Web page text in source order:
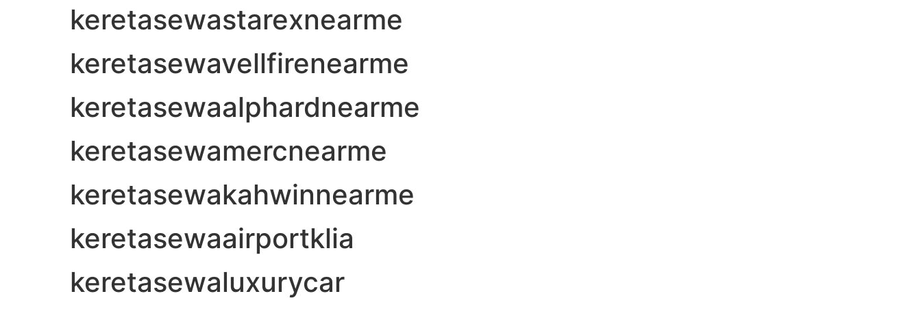
keretasewastarexnearme
keretasewavellfirenearme
keretasewaalphardnearme
keretasewamercnearme
keretasewakahwinnearme
keretasewaairportklia
keretasewaluxurycar